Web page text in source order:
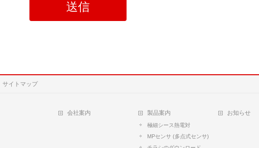
サイトマップ
会社案内 製品案内
極細シース熱電対
MPセンサ (多点式センサ)
お知らせ